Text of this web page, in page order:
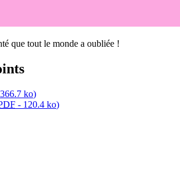
que tout le monde a oubliée !
366.7 ko)
- 120.4 ko)